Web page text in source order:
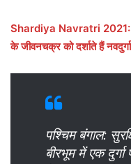
Shardiya Navratri 2021:
के जीवनचक्र को दर्शाते हैं
पश्चिम बंगाल:
बीरभूम में एक दुर्गा